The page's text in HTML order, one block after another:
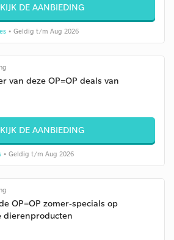
DE AANBIEDING
• Geldig t/m Aug 2026
van deze OP=OP deals van
DE AANBIEDING
• Geldig t/m Aug 2026
OP=OP zomer-specials op
dierenproducten